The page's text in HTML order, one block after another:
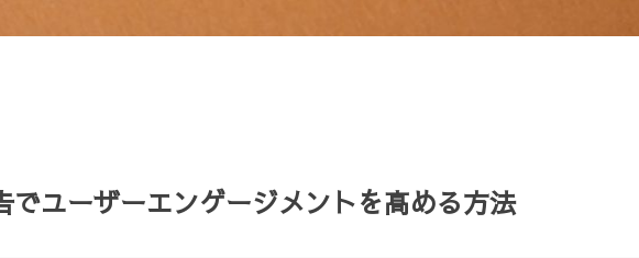
でユーザーエンゲージメントを高める方法